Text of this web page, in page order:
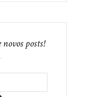
posts!